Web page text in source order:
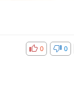
비공감 0
0